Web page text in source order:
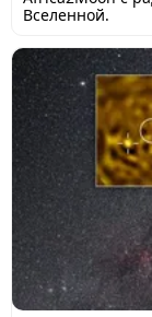
Вселенной.